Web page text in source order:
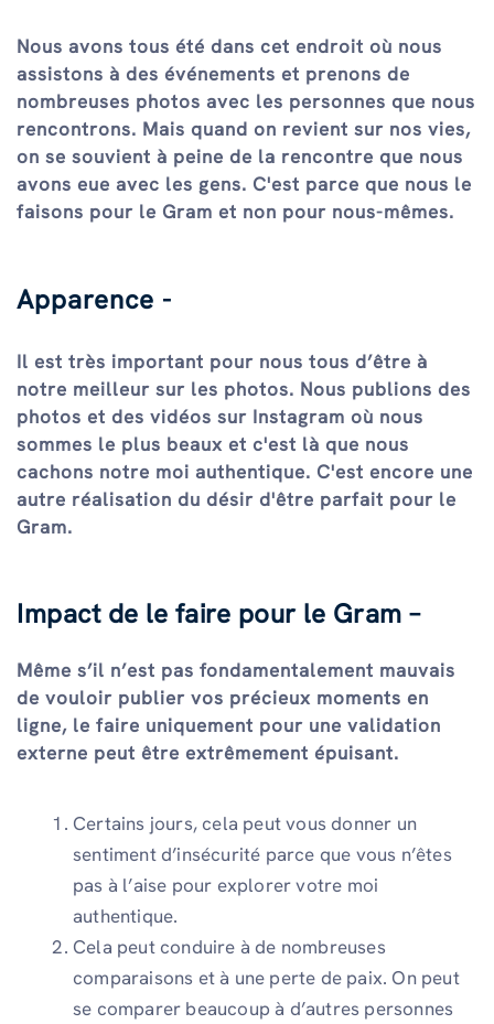
Nous avons tous été dans cet endroit où nous
assistons à des événements et prenons de
nombreuses photos avec les personnes que nous
rencontrons. Mais quand on revient sur nos vies,
on se souvient à peine de la rencontre que nous
avons eue avec les gens. C'est parce que nous le
faisons pour le Gram et non pour nous-mêmes.
Apparence -
Il est très important pour nous tous d’être à
notre meilleur sur les photos. Nous publions des
photos et des vidéos sur Instagram où nous
sommes le plus beaux et c'est là que nous
cachons notre moi authentique. C'est encore une
autre réalisation du désir d'être parfait pour le
Gram.
Impact de le faire pour le Gram –
Même s’il n’est pas fondamentalement mauvais
de vouloir publier vos précieux moments en
ligne, le faire uniquement pour une validation
externe peut être extrêmement épuisant.
Certains jours, cela peut vous donner un
sentiment d’insécurité parce que vous n’êtes
pas à l’aise pour explorer votre moi
authentique.
Cela peut conduire à de nombreuses
comparaisons et à une perte de paix. On peut
se comparer beaucoup à d’autres personnes